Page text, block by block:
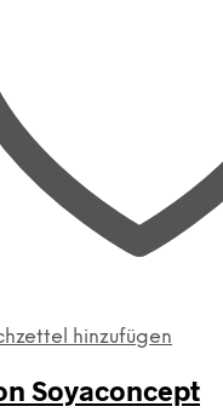
hinzufügen
Soyaconcept